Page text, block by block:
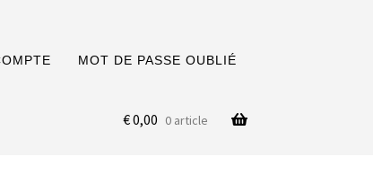
MOT DE PASSE OUBLIÉ
€0,00 0 article